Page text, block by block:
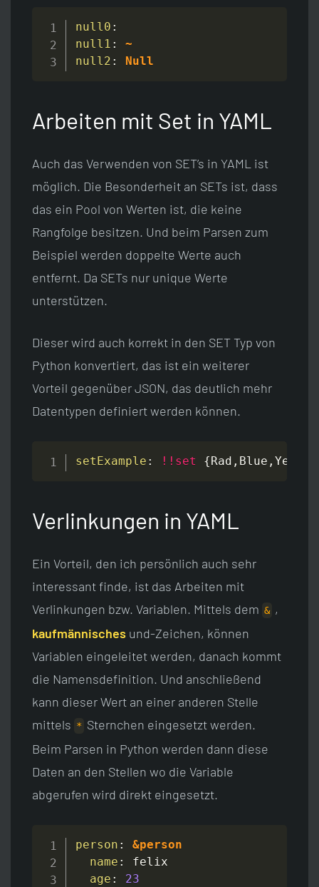
null0 :
null1 :
~
null2 : Null
Arbeiten mit Set in YAML
Auch das Verwenden von SET’s in YAML ist
möglich. Die Besonderheit an SETs ist, dass
das ein Pool von Werten ist, die keine
Rangfolge besitzen. Und beim Parsen zum
Beispiel werden doppelte Werte auch
entfernt. Da SETs nur unique Werte
unterstützen.
Dieser wird auch korrekt in den SET Typ von
Python konvertiert, das ist ein weiterer
Vorteil gegenüber JSON, das deutlich mehr
Datentypen definiert werden können.
setExample : !!set { Rad , Blue , Yellow
Verlinkungen in YAML
Ein Vorteil, den ich persönlich auch sehr
interessant finde, ist das Arbeiten mit
Verlinkungen bzw. Variablen. Mittels dem & ,
kaufmännisches und-Zeichen, können
Variablen eingeleitet werden, danach kommt
die Namensdefinition. Und anschließend
kann dieser Wert an einer anderen Stelle
mittels * Sternchen eingesetzt werden.
Beim Parsen in Python werden dann diese
Daten an den Stellen wo die Variable
abgerufen wird direkt eingesetzt.
person :
&person
name :
felix
age :
23